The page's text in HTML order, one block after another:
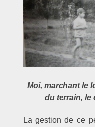
Moi, marchant le
du terrain, le
La gestion de ce